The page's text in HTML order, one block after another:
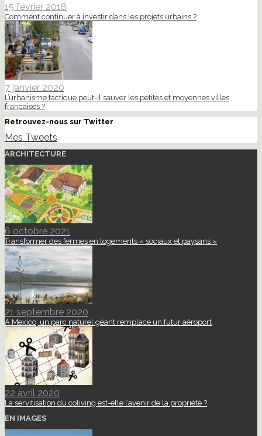
15 février 2018
Comment continuer à investir dans les projets urbains ?
7 janvier 2020
L’urbanisme tactique peut-il sauver les petites et moyennes villes
françaises ?
Retrouvez-nous sur Twitter
Mes Tweets
ARCHITECTURE
6 octobre 2021
Transformer des fermes en logements « sociaux et paysans »
21 septembre 2020
A Mexico, un parc naturel géant remplace un futur aéroport
22 avril 2020
La servitisation du coliving est-elle l’avenir de la propriété ?
EN IMAGES